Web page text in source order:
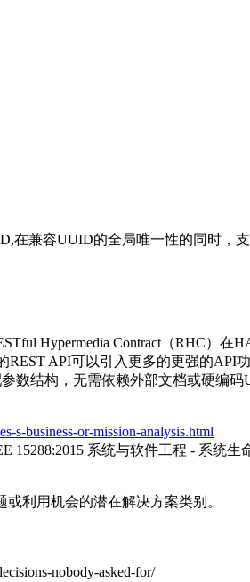
兼容UUID的全局唯一性的同时，
Hypermedia Contract（RHC）在
API可以引入更多的更强的API
结构，无需依赖外部文档或硬编码
s-business-or-mission-analysis.html
15288:2015 系统与软件工程 - 系统
利用机会的潜在解决方案类别。
nobody-asked-for/